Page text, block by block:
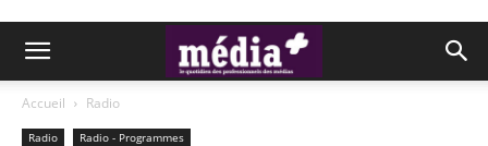
Accueil Radio
Radio Radio - Programmes